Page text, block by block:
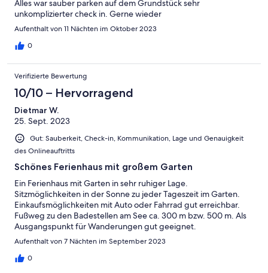
Alles war sauber parken auf dem Grundstück sehr
unkomplizierter check in. Gerne wieder
Aufenthalt von 11 Nächten im Oktober 2023
0
Verifizierte Bewertung
10/10 – Hervorragend
Dietmar W.
25. Sept. 2023
Gut: Sauberkeit, Check-in, Kommunikation, Lage und Genauigkeit
des Onlineauftritts
Schönes Ferienhaus mit großem Garten
Ein Ferienhaus mit Garten in sehr ruhiger Lage.
Sitzmöglichkeiten in der Sonne zu jeder Tageszeit im Garten.
Einkaufsmöglichkeiten mit Auto oder Fahrrad gut erreichbar.
Fußweg zu den Badestellen am See ca. 300 m bzw. 500 m. Als
Ausgangspunkt für Wanderungen gut geeignet.
Aufenthalt von 7 Nächten im September 2023
0